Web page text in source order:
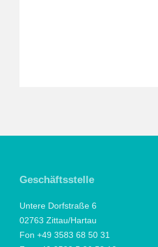
Geschäftsstelle
Untere Dorfstraße 6
02763 Zittau/Hartau
Fon +49 3583 68 50 31